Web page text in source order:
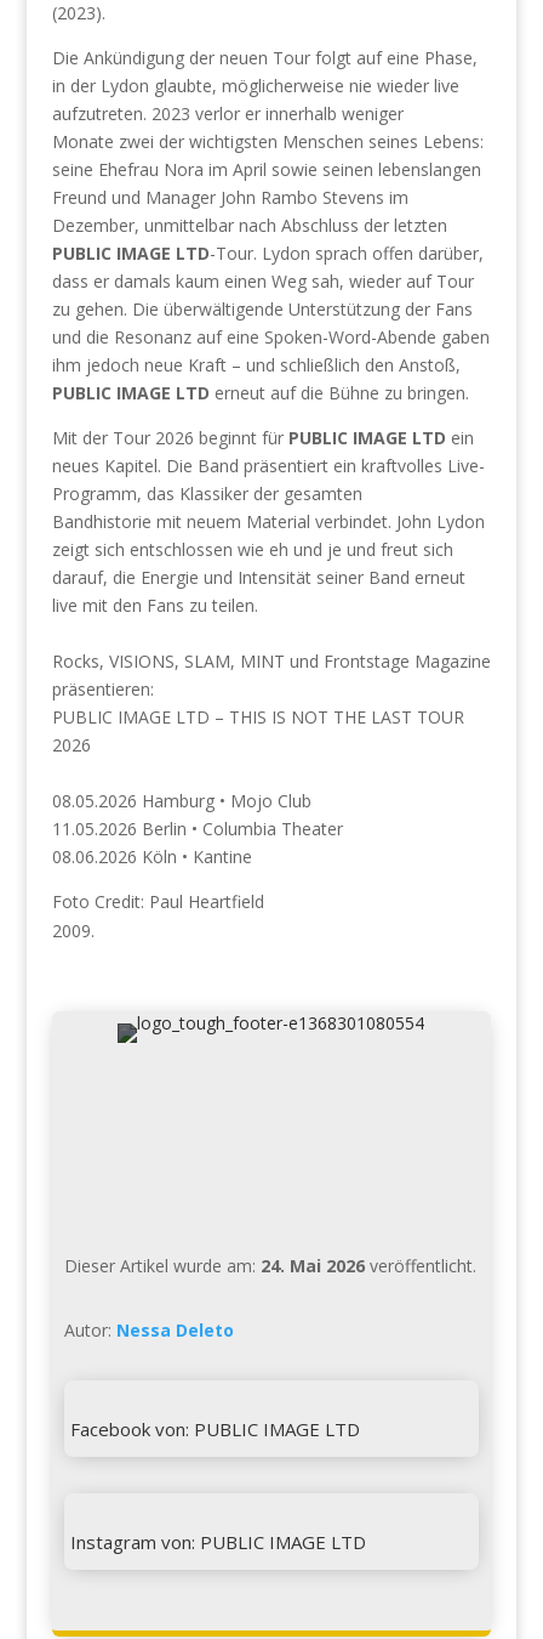
(2023).
Die Ankündigung der neuen Tour folgt auf eine Phase,
in der Lydon glaubte, möglicherweise nie wieder live
aufzutreten. 2023 verlor er innerhalb weniger
Monate zwei der wichtigsten Menschen seines Lebens:
seine Ehefrau Nora im April sowie seinen lebenslangen
Freund und Manager John Rambo Stevens im
Dezember, unmittelbar nach Abschluss der letzten
PUBLIC IMAGE LTD-Tour. Lydon sprach offen darüber,
dass er damals kaum einen Weg sah, wieder auf Tour
zu gehen. Die überwältigende Unterstützung der Fans
und die Resonanz auf eine Spoken-Word-Abende gaben
ihm jedoch neue Kraft – und schließlich den Anstoß,
PUBLIC IMAGE LTD erneut auf die Bühne zu bringen.
Mit der Tour 2026 beginnt für PUBLIC IMAGE LTD ein
neues Kapitel. Die Band präsentiert ein kraftvolles Live-
Programm, das Klassiker der gesamten
Bandhistorie mit neuem Material verbindet. John Lydon
zeigt sich entschlossen wie eh und je und freut sich
darauf, die Energie und Intensität seiner Band erneut
live mit den Fans zu teilen.
Rocks, VISIONS, SLAM, MINT und Frontstage Magazine
präsentieren:
PUBLIC IMAGE LTD – THIS IS NOT THE LAST TOUR
2026
08.05.2026 Hamburg • Mojo Club
11.05.2026 Berlin • Columbia Theater
08.06.2026 Köln • Kantine
Foto Credit: Paul Heartfield
Dieser Artikel wurde am: 24. Mai 2026veröffentlicht.
Autor: Nessa Deleto
Facebook von: PUBLIC IMAGE LTD
Instagram von: PUBLIC IMAGE LTD